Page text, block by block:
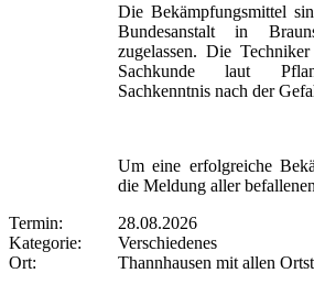
Die Bekämpfungsmittel
Bundesanstalt in
zugelassen. Die
Sachkunde laut
Sachkenntnis nach der
Um eine erfolgreiche
die Meldung aller
Termin:
28.08.2026
Kategorie:
Verschiedenes
Ort:
Thannhausen mit allen